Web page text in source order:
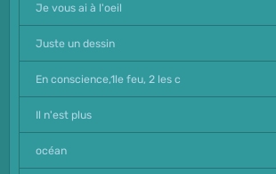
Je vous ai à l'oeil
Juste un dessin
En conscience,1le feu, 2 les c
Il n'est plus
océan